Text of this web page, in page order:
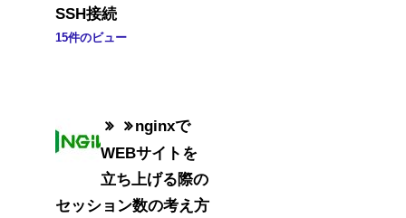
SSH接続
15件のビュー
nginxで
WEBサイトを
立ち上げる際の
セッション数の考え方